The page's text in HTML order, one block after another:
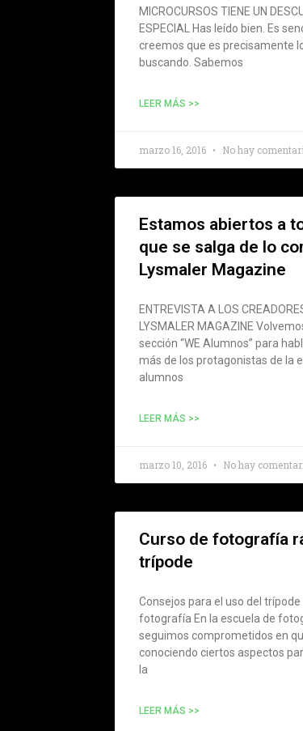
MICROCURSOS TIENE UN
ESPECIAL Has leído bien. Es
creemos que es precisamente
buscando. Sabemos
LEER MÁS >>
marzo 16, 2016 No hay
Estamos abiertos a
que se salga de lo
Lysmaler Magazine
ENTREVISTA A LOS
LYSMALER MAGAZINE
sección “WE Alumnos” para
más de los protagonistas de la
alumnos
LEER MÁS >>
marzo 10, 2016 No hay
Curso de fotografía
trípode
Consejos para el uso del trípode
fotografía En la escuela de
seguimos comprometidos en
conociendo ciertos aspectos
la
LEER MÁS >>